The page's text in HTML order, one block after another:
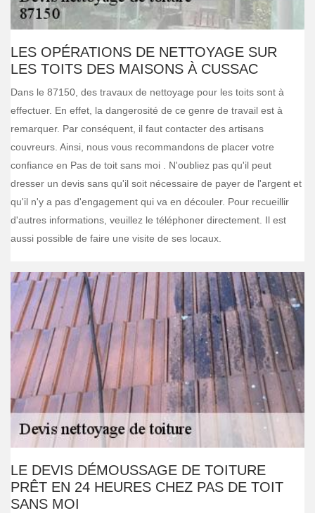
LES OPÉRATIONS DE NETTOYAGE SUR
LES TOITS DES MAISONS À CUSSAC
Dans le 87150, des travaux de nettoyage pour les toits sont à
effectuer. En effet, la dangerosité de ce genre de travail est à
remarquer. Par conséquent, il faut contacter des artisans
couvreurs. Ainsi, nous vous recommandons de placer votre
confiance en Pas de toit sans moi . N'oubliez pas qu'il peut
dresser un devis sans qu'il soit nécessaire de payer de l'argent et
qu'il n'y a pas d'engagement qui va en découler. Pour recueillir
d'autres informations, veuillez le téléphoner directement. Il est
aussi possible de faire une visite de ses locaux.
LE DEVIS DÉMOUSSAGE DE TOITURE
PRÊT EN 24 HEURES CHEZ PAS DE TOIT
SANS MOI